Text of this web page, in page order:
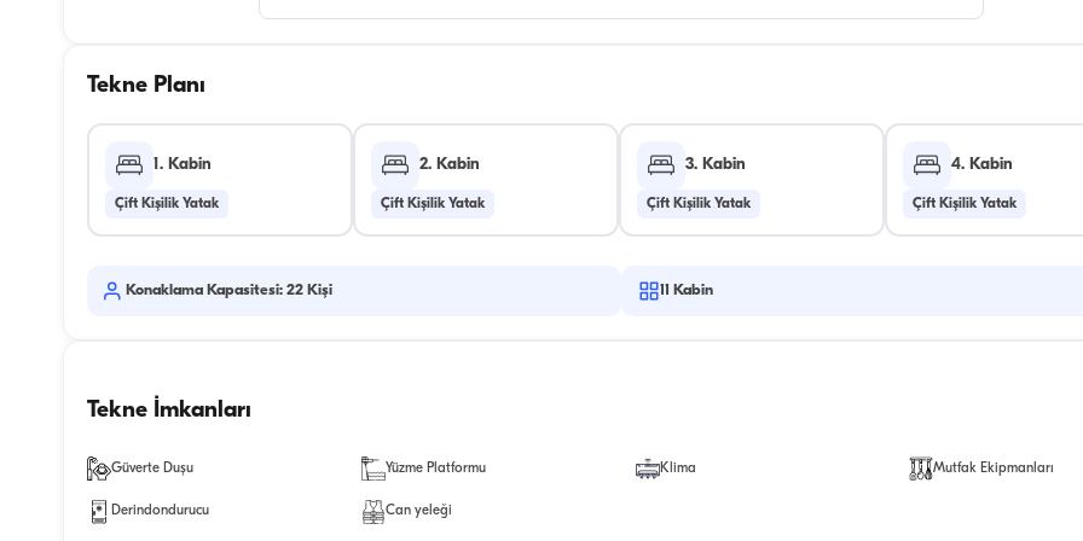
Tekne Planı
1. Kabin
Çift Kişilik Yatak
2. Kabin
Çift Kişilik Yatak
3. Kabin
Çift Kişilik Yatak
4. Kabin
Çift Kişilik Yatak
Konaklama Kapasitesi: 22 Kişi 11 Kabin
Tekne İmkanları
Güverte Duşu Yüzme Platformu Klima Mutfak Ekipmanları
Derindondurucu Can yeleği